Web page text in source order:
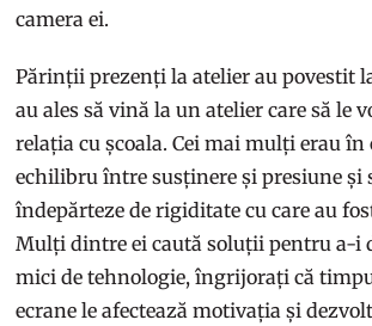
camera ei.
Părinții prezenți la atelier au povestit
au ales să vină la un atelier care să le
relația cu școala. Cei mai mulți erau
echilibru între susținere și presiune și
îndepărteze de rigiditate cu care au
Mulți dintre ei caută soluții pentru a-i
mici de tehnologie, îngrijorați că
ecrane le afectează motivația și